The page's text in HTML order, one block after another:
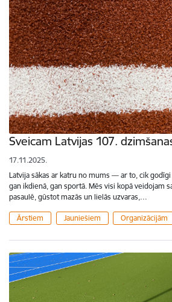
Sveicam Latvijas 107.
17.11.2025.
Latvija sākas ar katru no mums — ar to, cik
gan ikdienā, gan sportā. Mēs visi kopā veidojam
pasaulē, gūstot mazās un lielās uzvaras,…
Ārstiem Jauniešiem Organizācijām